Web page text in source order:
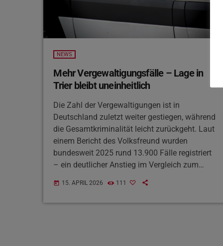
NEWS
Mehr Vergewaltigungsfälle – Lage in
Trier bleibt uneinheitlich
Die Zahl der Vergewaltigungen ist in
Deutschland zuletzt weiter gestiegen, während
die Gesamtkriminalität leicht zurückgeht. Laut
einem Bericht des Volksfreund wurden
bundesweit 2025 rund 13.900 Fälle registriert
– ein deutlicher Anstieg im Vergleich zum
Zuwachs zu verzeichnen, während andere
Straftaten insgesamt zurückgehen. Für Trier
today 15. APRIL 2026 111